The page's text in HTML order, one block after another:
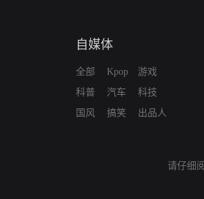
自媒体
全部
科普
国风
Kpop
汽车
搞笑
游戏
科技
出品人
请仔细